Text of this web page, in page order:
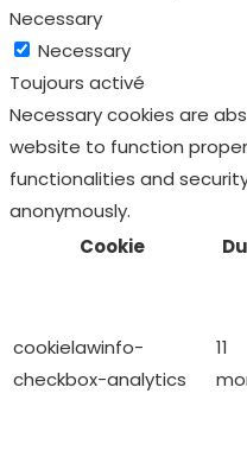
Necessary
Necessary
Toujours activé
Necessary cookies are
website to function
functionalities and
anonymously.
Cookie
cookielawinfo-
checkbox-analytics
11